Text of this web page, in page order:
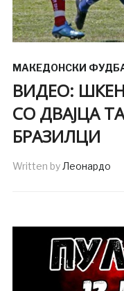
МАКЕДОНСКИ
ВИДЕО:
СО ДВАЈЦА
БРАЗИЛЦИ
Written byЛеонардо